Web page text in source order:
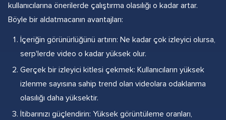
kullanıcılarına önerilerde çalıştırma olasılığı o kadar artar.
Böyle bir aldatmacanın avantajları:
İçeriğin görünürlüğünü artırın: Ne kadar çok izleyici olursa,
serp'lerde video o kadar yüksek olur.
Gerçek bir izleyici kitlesi çekmek: Kullanıcıların yüksek
izlenme sayısına sahip trend olan videolara odaklanma
olasılığı daha yüksektir.
İtibarınızı güçlendirin: Yüksek görüntüleme oranları,